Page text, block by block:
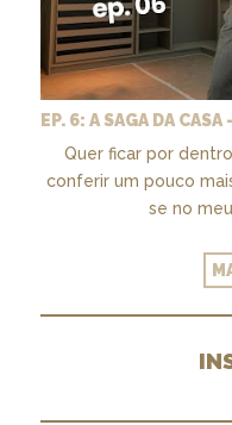
Quer ficar por
conferir um pouco
se no